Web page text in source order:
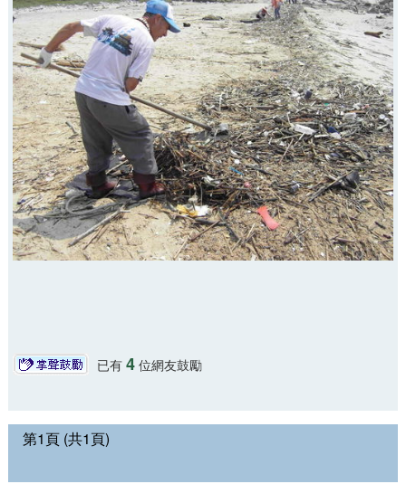
已有 4位網友鼓勵
第1頁 (共1頁)